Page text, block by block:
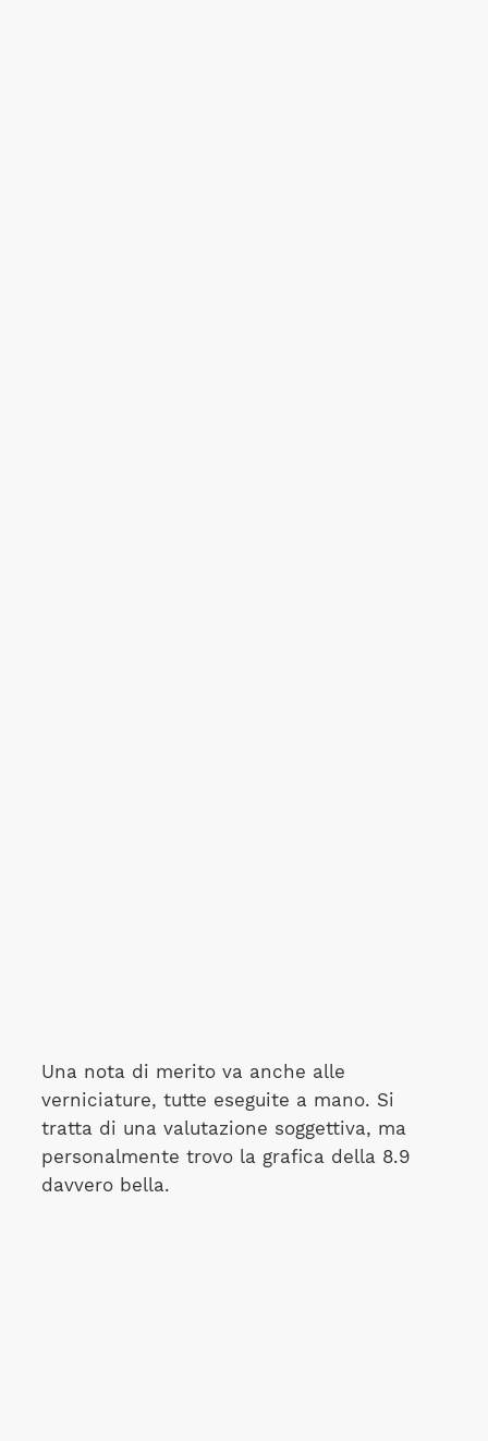
Una nota di merito va anche alle
verniciature, tutte eseguite a mano. Si
tratta di una valutazione soggettiva, ma
personalmente trovo la grafica della 8.9
davvero bella.